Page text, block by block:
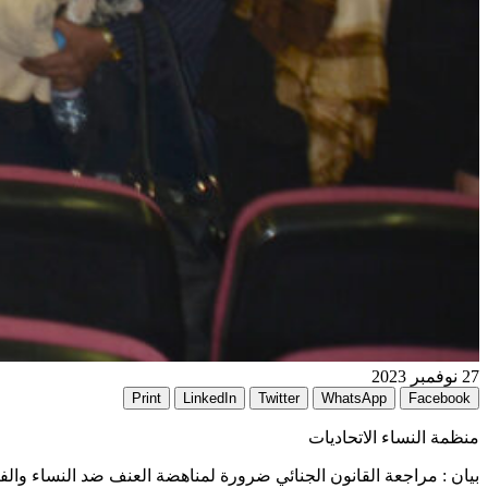
27 نوفمبر 2023
Facebook
WhatsApp
Twitter
LinkedIn
Print
منظمة النساء الاتحاديات
بيان : مراجعة القانون الجنائي ضرورة لمناهضة العنف ضد النساء